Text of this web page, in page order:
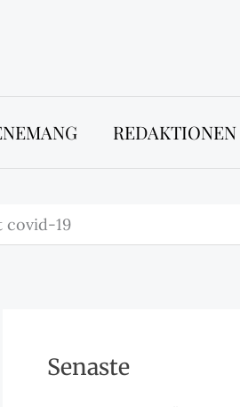
REDAKTIONEN
covid-19
Senaste